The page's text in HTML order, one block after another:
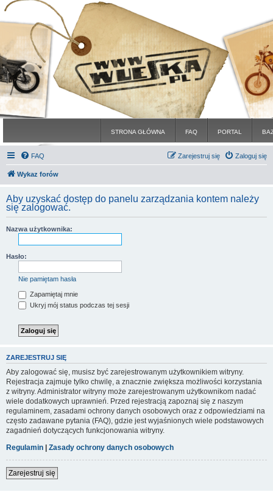
STRONA GŁÓWNA FAQ PORTAL
FAQ Zaloguj się
Zarejestruj się
Wykaz forów
Aby uzyskać dostęp do panelu zarządzania kontem należy
się zalogować.
Nazwa użytkownika:
Hasło:
Nie pamiętam hasła
Zapamiętaj mnie
Ukryj mój status podczas tej sesji
ZAREJESTRUJ SIĘ
Aby zalogować się, musisz być zarejestrowanym użytkownikiem witryny.
Rejestracja zajmuje tylko chwilę, a znacznie zwiększa możliwości korzystania
z witryny. Administrator witryny może zarejestrowanym użytkownikom nadać
wiele dodatkowych uprawnień. Przed rejestracją zapoznaj się z naszym
regulaminem, zasadami ochrony danych osobowych oraz z odpowiedziami na
często zadawane pytania (FAQ), gdzie jest wyjaśnionych wiele podstawowych
zagadnień dotyczących funkcjonowania witryny.
Regulamin | Zasady ochrony danych osobowych
Zarejestruj się